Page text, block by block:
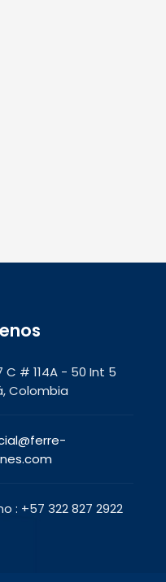
C # 114A - 50 Int 5
Colombia
: +57 322 827 2922